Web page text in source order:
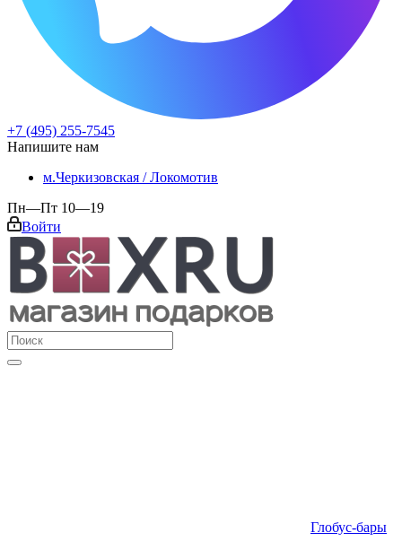
+7 (495) 255-7545
Напишите нам
м.Черкизовская / Локомотив
Пн—Пт 10—19
Войти
Глобус-бары